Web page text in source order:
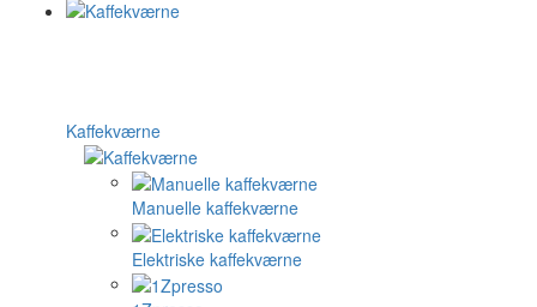
Kaffekværne
Manuelle kaffekværne
Elektriske kaffekværne